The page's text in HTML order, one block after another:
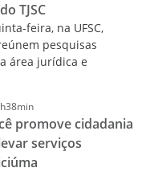
TJSC
feira, na UFSC,
pesquisas
área jurídica e
promove cidadania
serviços